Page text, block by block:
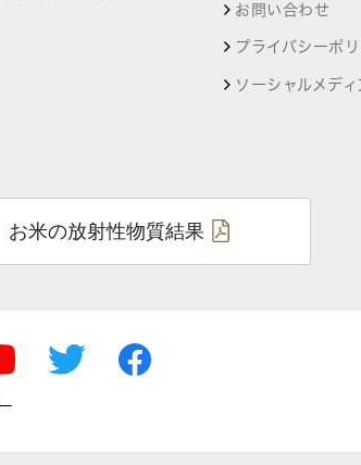
お問い合わせ
プライバシーポ
ソーシャルメデ
お米の放射性物質結果